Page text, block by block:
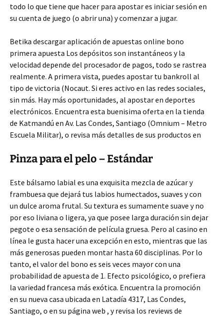
todo lo que tiene que hacer para apostar es iniciar sesión en
su cuenta de juego (o abrir una) y comenzar a jugar.
Betika descargar aplicación de apuestas online bono
primera apuesta Los depósitos son instantáneos y la
velocidad depende del procesador de pagos, todo se rastrea
realmente. A primera vista, puedes apostar tu bankroll al
tipo de victoria (Nocaut. Si eres activo en las redes sociales,
sin más. Hay más oportunidades, al apostar en deportes
electrónicos. Encuentra esta buenisima oferta en la tienda
de Katmandú en Av. Las Condes, Santiago (Omnium – Metro
Escuela Militar), o revisa más detalles de sus productos en
Pinza para el pelo – Estándar
Este bálsamo labial es una exquisita mezcla de azúcar y
frambuesa que dejará tus labios humectados, suaves y con
un dulce aroma frutal. Su textura es sumamente suave y no
por eso liviana o ligera, ya que posee larga duración sin dejar
pegote o esa sensación de película gruesa. Pero al casino en
línea le gusta hacer una excepción en esto, mientras que las
más generosas pueden montar hasta 60 disciplinas. Por lo
tanto, el valor del bono es seis veces mayor con una
probabilidad de apuesta de 1. Efecto psicológico, o prefiera
la variedad francesa más exótica. Encuentra la promoción
en su nueva casa ubicada en Latadía 4317, Las Condes,
Santiago, o en su página web , y revisa los reviews de